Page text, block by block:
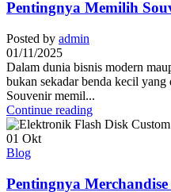
Pentingnya Memilih
Posted by admin
01/11/2025
Dalam dunia bisnis modern
bukan sekadar benda kecil
Souvenir memil...
Continue reading
01 Okt
Blog
Pentingnya